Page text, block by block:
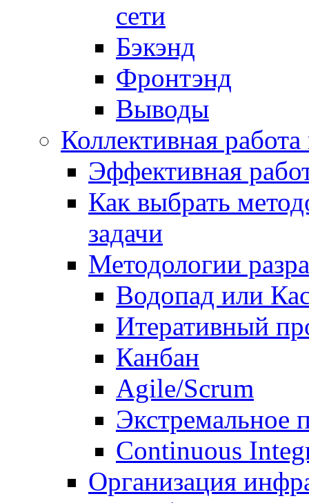
сети
Бэкэнд
Фронтэнд
Выводы
Коллективная
Эффективная
Как выбрать
задачи
Методологии
Водопад или
Итеративный
Канбан
Agile/Scrum
Экстремальное
Continuous
Организация